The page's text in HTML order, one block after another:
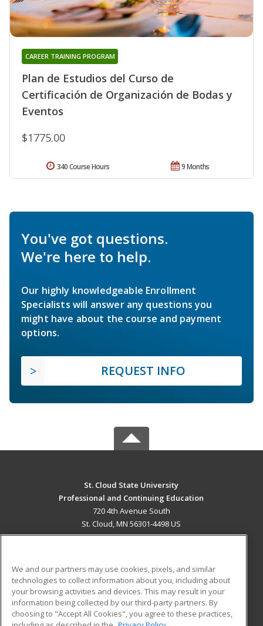
Plan de Estudios del Curso de
Certificación de Organización de Bodas y
Eventos
CAREER TRAINING PROGRAM
$1775.00
9 Months
340 Course Hours
You've got questions.
We're here to help.
Our highly knowledgeable Enrollment
Specialists will answer any questions you
might have about the course and payment
options.
REQUEST INFO
St. Cloud State University
Professional and Continuing Education
720 4th Avenue South
St. Cloud, MN 56301-4498 US
ADDITIONAL RESOURCES
Military
Financial Assistance
Student Blog
We and our partners may use cookies, pixels, and similar
technologies to collect information about you, including about
your browsing activities and devices. This may result in your
information being collected by our third-party partners. By
choosing to "Accept All Cookies", you agree to these practices,